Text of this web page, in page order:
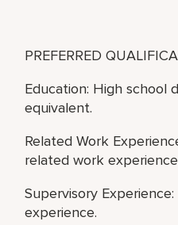
PREFERRED
Education: High school
equivalent.
Related Work
related work
Supervisory
experience.